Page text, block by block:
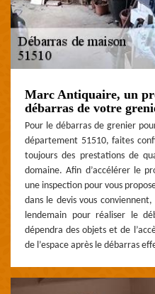
Marc Antiquaire, un
débarras de votre
Pour le débarras de grenier
département 51510, faites
toujours des prestations de
domaine. Afin d’accélérer le
une inspection pour vous
dans le devis vous
lendemain pour réaliser le
dépendra des objets et de
de l’espace après le débarras